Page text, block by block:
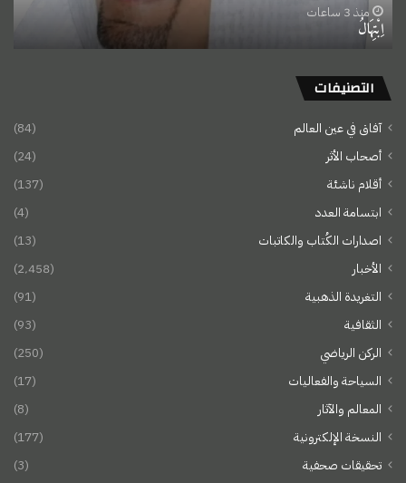
منذ 3 ساعات
اِبْتِهَالُ
التصنيفات
آفاق في عين العالم
(84)
أصحاب الأثر
(24)
أقلام ناشئة
(137)
ابتسامة العدد
(4)
اصدارات الكُتاب والكاتبات
(13)
الأخبار
(2٬458)
التغريدة الذهبية
(91)
الثقافية
(93)
الركن الرياضي
(250)
السياحة والفعاليات
(17)
المعالم والآثار
(8)
النسخة الإلكترونية
(177)
تحقيقات صحفية
(3)